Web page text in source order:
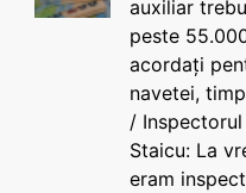
auxiliar
peste
acordați
navetei,
/
Staicu: La
eram